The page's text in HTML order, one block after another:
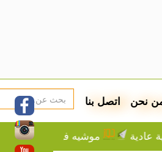
نحن اتصل بنا
موشيه فيغلين: إما التهجير